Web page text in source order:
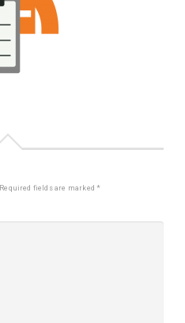
Required fields are marked*